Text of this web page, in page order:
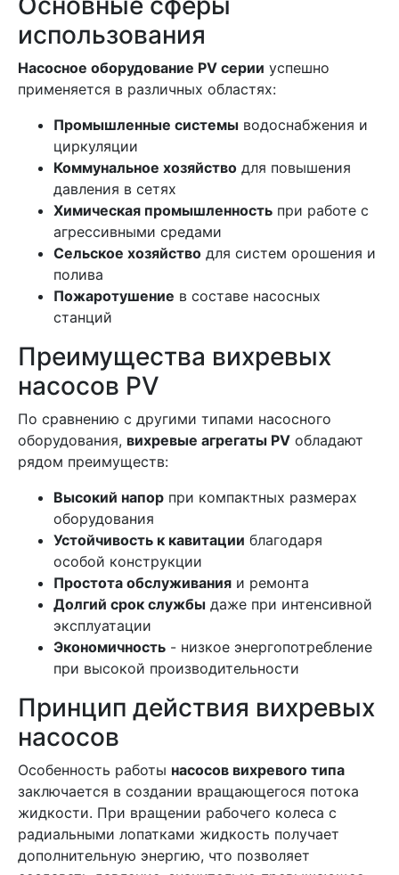
использования
Насосное оборудование PV серии успешно
применяется в различных областях:
Промышленные системы водоснабжения и
циркуляции
Коммунальное хозяйство для повышения
давления в сетях
Химическая промышленность при работе с
агрессивными средами
Сельское хозяйство для систем орошения и
полива
Пожаротушение в составе насосных
станций
Преимущества вихревых
насосов PV
По сравнению с другими типами насосного
оборудования, вихревые агрегаты PV обладают
рядом преимуществ:
Высокий напор при компактных размерах
оборудования
Устойчивость к кавитации благодаря
особой конструкции
Простота обслуживания и ремонта
Долгий срок службы даже при интенсивной
эксплуатации
Экономичность - низкое энергопотребление
при высокой производительности
Принцип действия вихревых
насосов
Особенность работы насосов вихревого типа
заключается в создании вращающегося потока
жидкости. При вращении рабочего колеса с
радиальными лопатками жидкость получает
дополнительную энергию, что позволяет